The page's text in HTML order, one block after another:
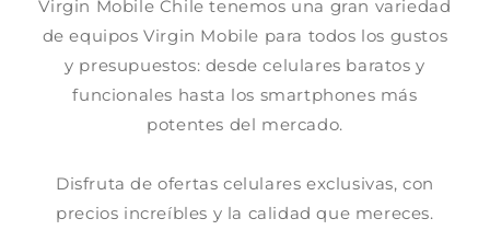
Virgin Mobile Chile tenemos una gran variedad
de equipos Virgin Mobile para todos los gustos
y presupuestos: desde celulares baratos y
funcionales hasta los smartphones más
potentes del mercado.
Disfruta de ofertas celulares exclusivas, con
precios increíbles y la calidad que mereces.